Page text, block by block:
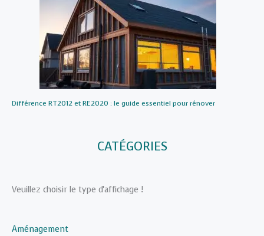
Différence RT2012 et RE2020 : le guide essentiel pour rénover
CATÉGORIES
Veuillez choisir le type d'affichage !
Aménagement